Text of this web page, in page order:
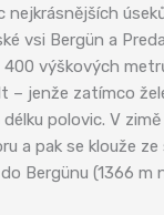
vsi Bergün a
výškových
– jenže zatímco
délku polovic. V
a pak se klouže
Bergünu (1366 m